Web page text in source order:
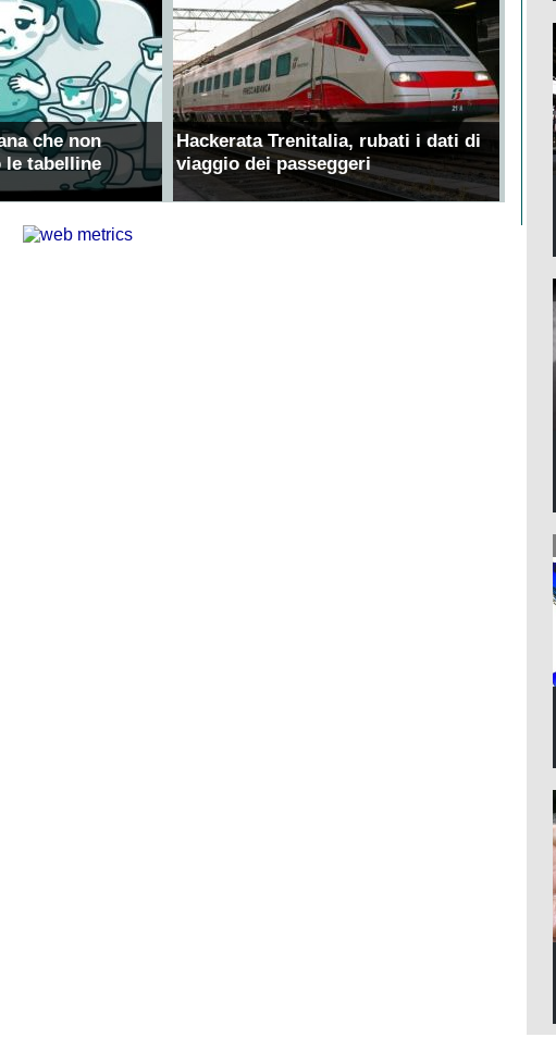
che non
le tabelline
Hackerata Trenitalia, rubati i dati di
viaggio dei passeggeri